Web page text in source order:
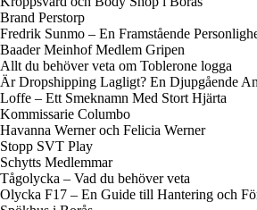
Brand Perstorp
Fredrik Sunmo – En Framstående
Baader Meinhof Medlem Gripen
Allt du behöver veta om Toblerone logga
Är Dropshipping Lagligt? En Djupgående
Loffe – Ett Smeknamn Med Stort Hjärta
Kommissarie Columbo
Havanna Werner och Felicia Werner
Stopp SVT Play
Schytts Medlemmar
Tågolycka – Vad du behöver veta
Olycka F17 – En Guide till Hantering och